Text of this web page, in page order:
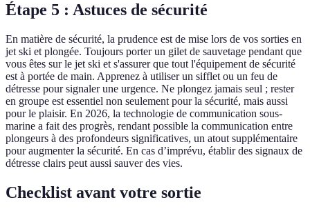
Étape 5 : Astuces de sécurité
En matière de sécurité, la prudence est de mise lors de vos sorties en
jet ski et plongée. Toujours porter un gilet de sauvetage pendant que
vous êtes sur le jet ski et s'assurer que tout l'équipement de sécurité
est à portée de main. Apprenez à utiliser un sifflet ou un feu de
détresse pour signaler une urgence. Ne plongez jamais seul ; rester
en groupe est essentiel non seulement pour la sécurité, mais aussi
pour le plaisir. En 2026, la technologie de communication sous-
marine a fait des progrès, rendant possible la communication entre
plongeurs à des profondeurs significatives, un atout supplémentaire
pour augmenter la sécurité. En cas d’imprévu, établir des signaux de
détresse clairs peut aussi sauver des vies.
Checklist avant votre sortie